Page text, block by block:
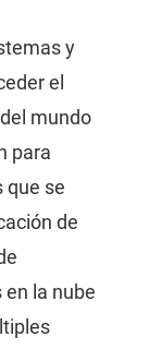
y
el
mundo
para
que se
de
la nube